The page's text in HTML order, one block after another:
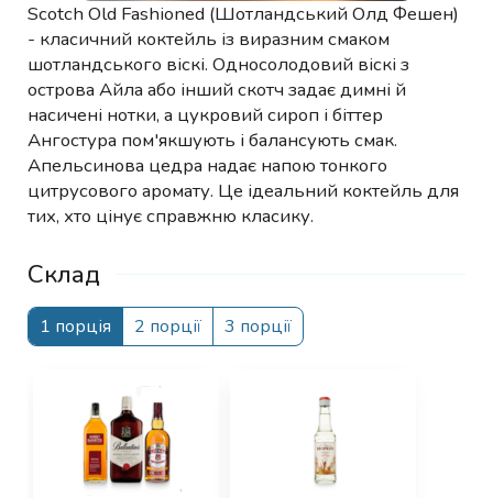
Scotch Old Fashioned (Шотландський Олд Фешен)
- класичний коктейль із виразним смаком
шотландського віскі. Односолодовий віскі з
острова Айла або інший скотч задає димні й
насичені нотки, а цукровий сироп і біттер
Ангостура пом'якшують і балансують смак.
Апельсинова цедра надає напою тонкого
цитрусового аромату. Це ідеальний коктейль для
тих, хто цінує справжню класику.
Склад
1 порція 2 порції 3 порції